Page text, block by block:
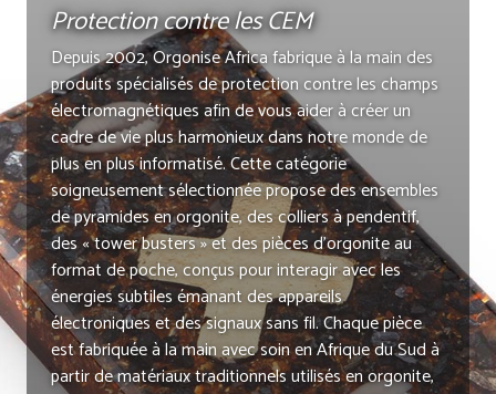
Protection contre les CEM
Depuis 2002, Orgonise Africa fabrique à la main des
produits spécialisés de protection contre les champs
électromagnétiques afin de vous aider à créer un
cadre de vie plus harmonieux dans notre monde de
plus en plus informatisé. Cette catégorie
soigneusement sélectionnée propose des ensembles
de pyramides en orgonite, des colliers à pendentif,
des « tower busters » et des pièces d’orgonite au
format de poche, conçus pour interagir avec les
énergies subtiles émanant des appareils
électroniques et des signaux sans fil. Chaque pièce
est fabriquée à la main avec soin en Afrique du Sud à
partir de matériaux traditionnels utilisés en orgonite,